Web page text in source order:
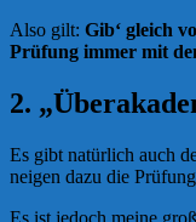
Also gilt: Gib‘ gleich
Prüfung immer mit
2.
Es gibt natürlich auch
neigen dazu die
Es ist jedoch meine